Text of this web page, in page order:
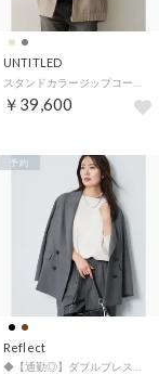
UNTITLED
￥39,600
Reflect
予約